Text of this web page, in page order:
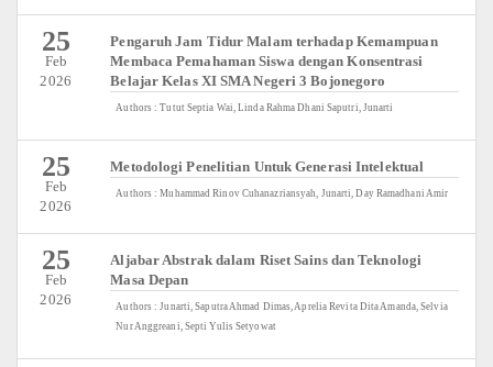
25
Feb
2026
Pengaruh Jam Tidur Malam terhadap Kemampuan
Membaca Pemahaman Siswa dengan Konsentrasi
Belajar Kelas XI SMA Negeri 3 Bojonegoro
Authors : Tutut Septia Wai, Linda Rahma Dhani Saputri, Junarti
25
Feb
2026
Metodologi Penelitian Untuk Generasi Intelektual
Authors : Muhammad Rinov Cuhanazriansyah, Junarti, Day Ramadhani Amir
25
Feb
2026
Aljabar Abstrak dalam Riset Sains dan Teknologi
Masa Depan
Authors : Junarti, Saputra Ahmad Dimas, Aprelia Revita Dita Amanda, Selvia
Nur Anggreani, Septi Yulis Setyowat